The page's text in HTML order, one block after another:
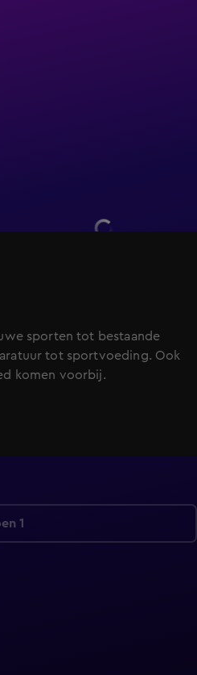
sporten tot bestaande
tot sportvoeding. Ook
komen voorbij.
1